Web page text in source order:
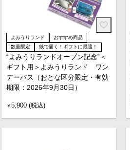
よみうりランド
おすすめ商品
数量限定
紙で届く！ギフトに最適！
“よみうりランドオープン記念”＜
ギフト用＞よみうりランド ワン
デーパス（おとな区分限定・有効
期限：2026年9月30日）
￥5,900 (税込)